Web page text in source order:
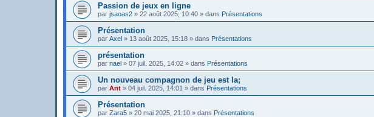
Passion de jeux en ligne
par jsaoas2 » 22 août 2025, 10:40 » dans Présentations
Présentation
par Axel » 13 août 2025, 15:18 » dans Présentations
présentation
par nael » 07 juil. 2025, 14:02 » dans Présentations
Un nouveau compagnon de jeu est la;
par Ant » 04 juil. 2025, 14:01 » dans Présentations
Présentation
par Zara5 » 20 mai 2025, 21:10 » dans Présentations